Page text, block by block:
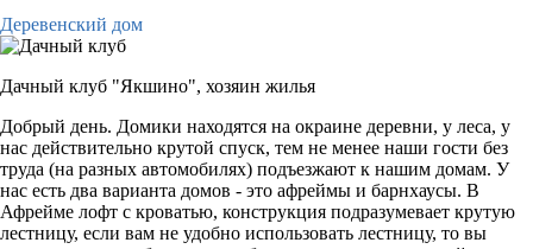
Деревенский дом
Дачный клуб "Якшино", хозяин жилья
Добрый день. Домики находятся на окраине деревни, у леса, у
нас действительно крутой спуск, тем не менее наши гости без
труда (на разных автомобилях) подъезжают к нашим домам. У
нас есть два варианта домов - это афреймы и барнхаусы. В
Афрейме лофт с кроватью, конструкция подразумевает крутую
лестницу, если вам не удобно использовать лестницу, то вы